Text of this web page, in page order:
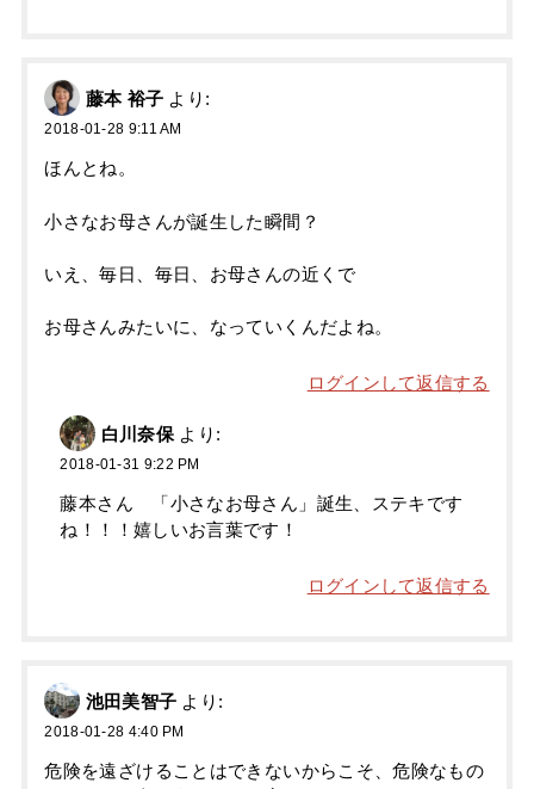
藤本 裕子 より:
2018-01-28 9:11 AM
ほんとね。
小さなお母さんが誕生した瞬間？
いえ、毎日、毎日、お母さんの近くで
お母さんみたいに、なっていくんだよね。
ログインして返信する
白川奈保 より:
2018-01-31 9:22 PM
藤本さん 「小さなお母さん」誕生、ステキです
ね！！！嬉しいお言葉です！
ログインして返信する
池田美智子 より:
2018-01-28 4:40 PM
危険を遠ざけることはできないからこそ、危険なもの